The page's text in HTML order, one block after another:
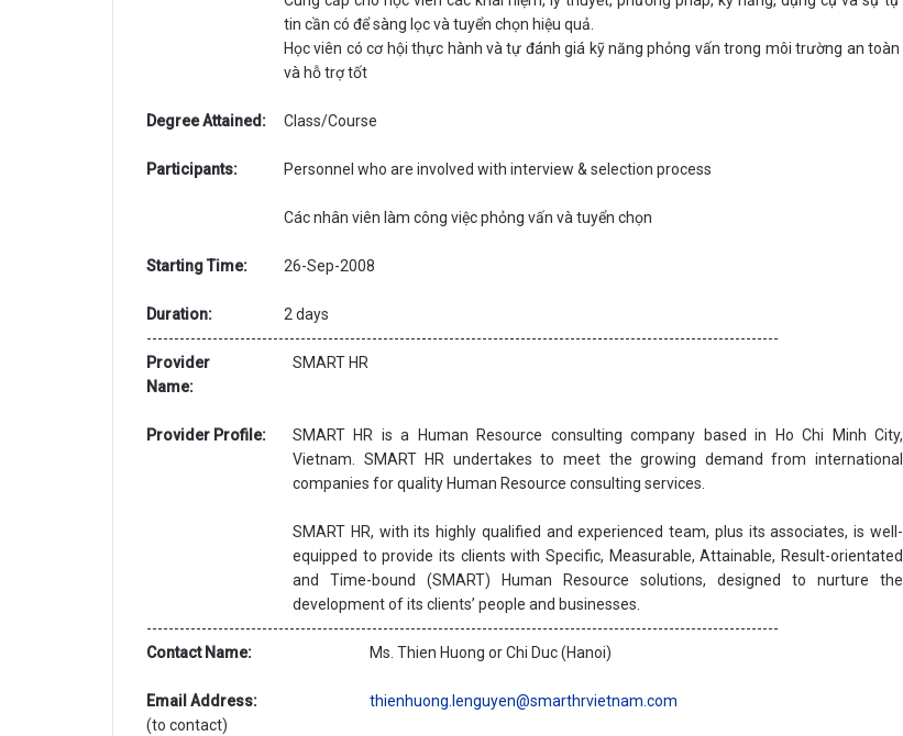
tin cần có để sàng lọc và tuyển chọn hiệu quả.
Học viên có cơ hội thực hành và tự đánh giá kỹ năng phỏng vấn trong môi trường an toàn
và hỗ trợ tốt
Degree Attained: Class/Course
Participants: Personnel who are involved with interview & selection process
Các nhân viên làm công việc phỏng vấn và tuyển chọn
Starting Time: 26-Sep-2008
Duration:
2 days
-------------------------------------------------------------------------------------------------------------------
Provider
Name:
SMART HR
Provider Profile:
SMART HR is a Human Resource consulting company based in Ho Chi Minh City,
Vietnam. SMART HR undertakes to meet the growing demand from international
companies for quality Human Resource consulting services.
SMART HR, with its highly qualified and experienced team, plus its associates, is well-
equipped to provide its clients with Specific, Measurable, Attainable, Result-orientated
and Time-bound (SMART) Human Resource solutions, designed to nurture the
development of its clients’ people and businesses.
-------------------------------------------------------------------------------------------------------------------
Contact Name:
Ms. Thien Huong or Chi Duc (Hanoi)
Email Address:
(to contact)
thienhuong.lenguyen@smarthrvietnam.com